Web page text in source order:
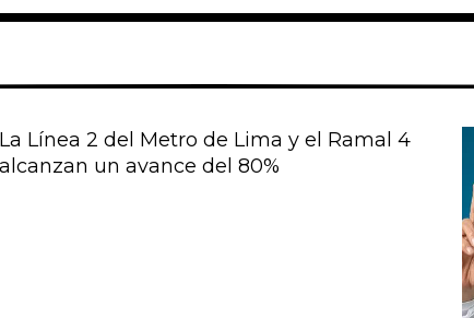
La Línea 2 del Metro de Lima y el Ramal 4
alcanzan un avance del 80%